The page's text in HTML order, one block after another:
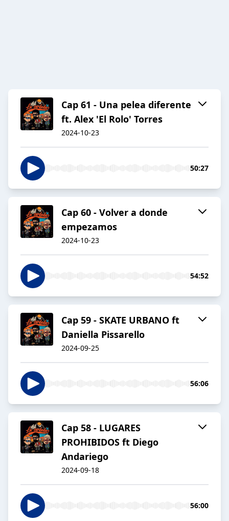
Cap 61 - Una pelea diferente
ft. Alex 'El Rolo' Torres
2024-10-23
50:27
Cap 60 - Volver a donde
empezamos
2024-10-23
54:52
Cap 59 - SKATE URBANO ft
Daniella Pissarello
2024-09-25
56:06
Cap 58 - LUGARES
PROHIBIDOS ft Diego
Andariego
2024-09-18
56:00